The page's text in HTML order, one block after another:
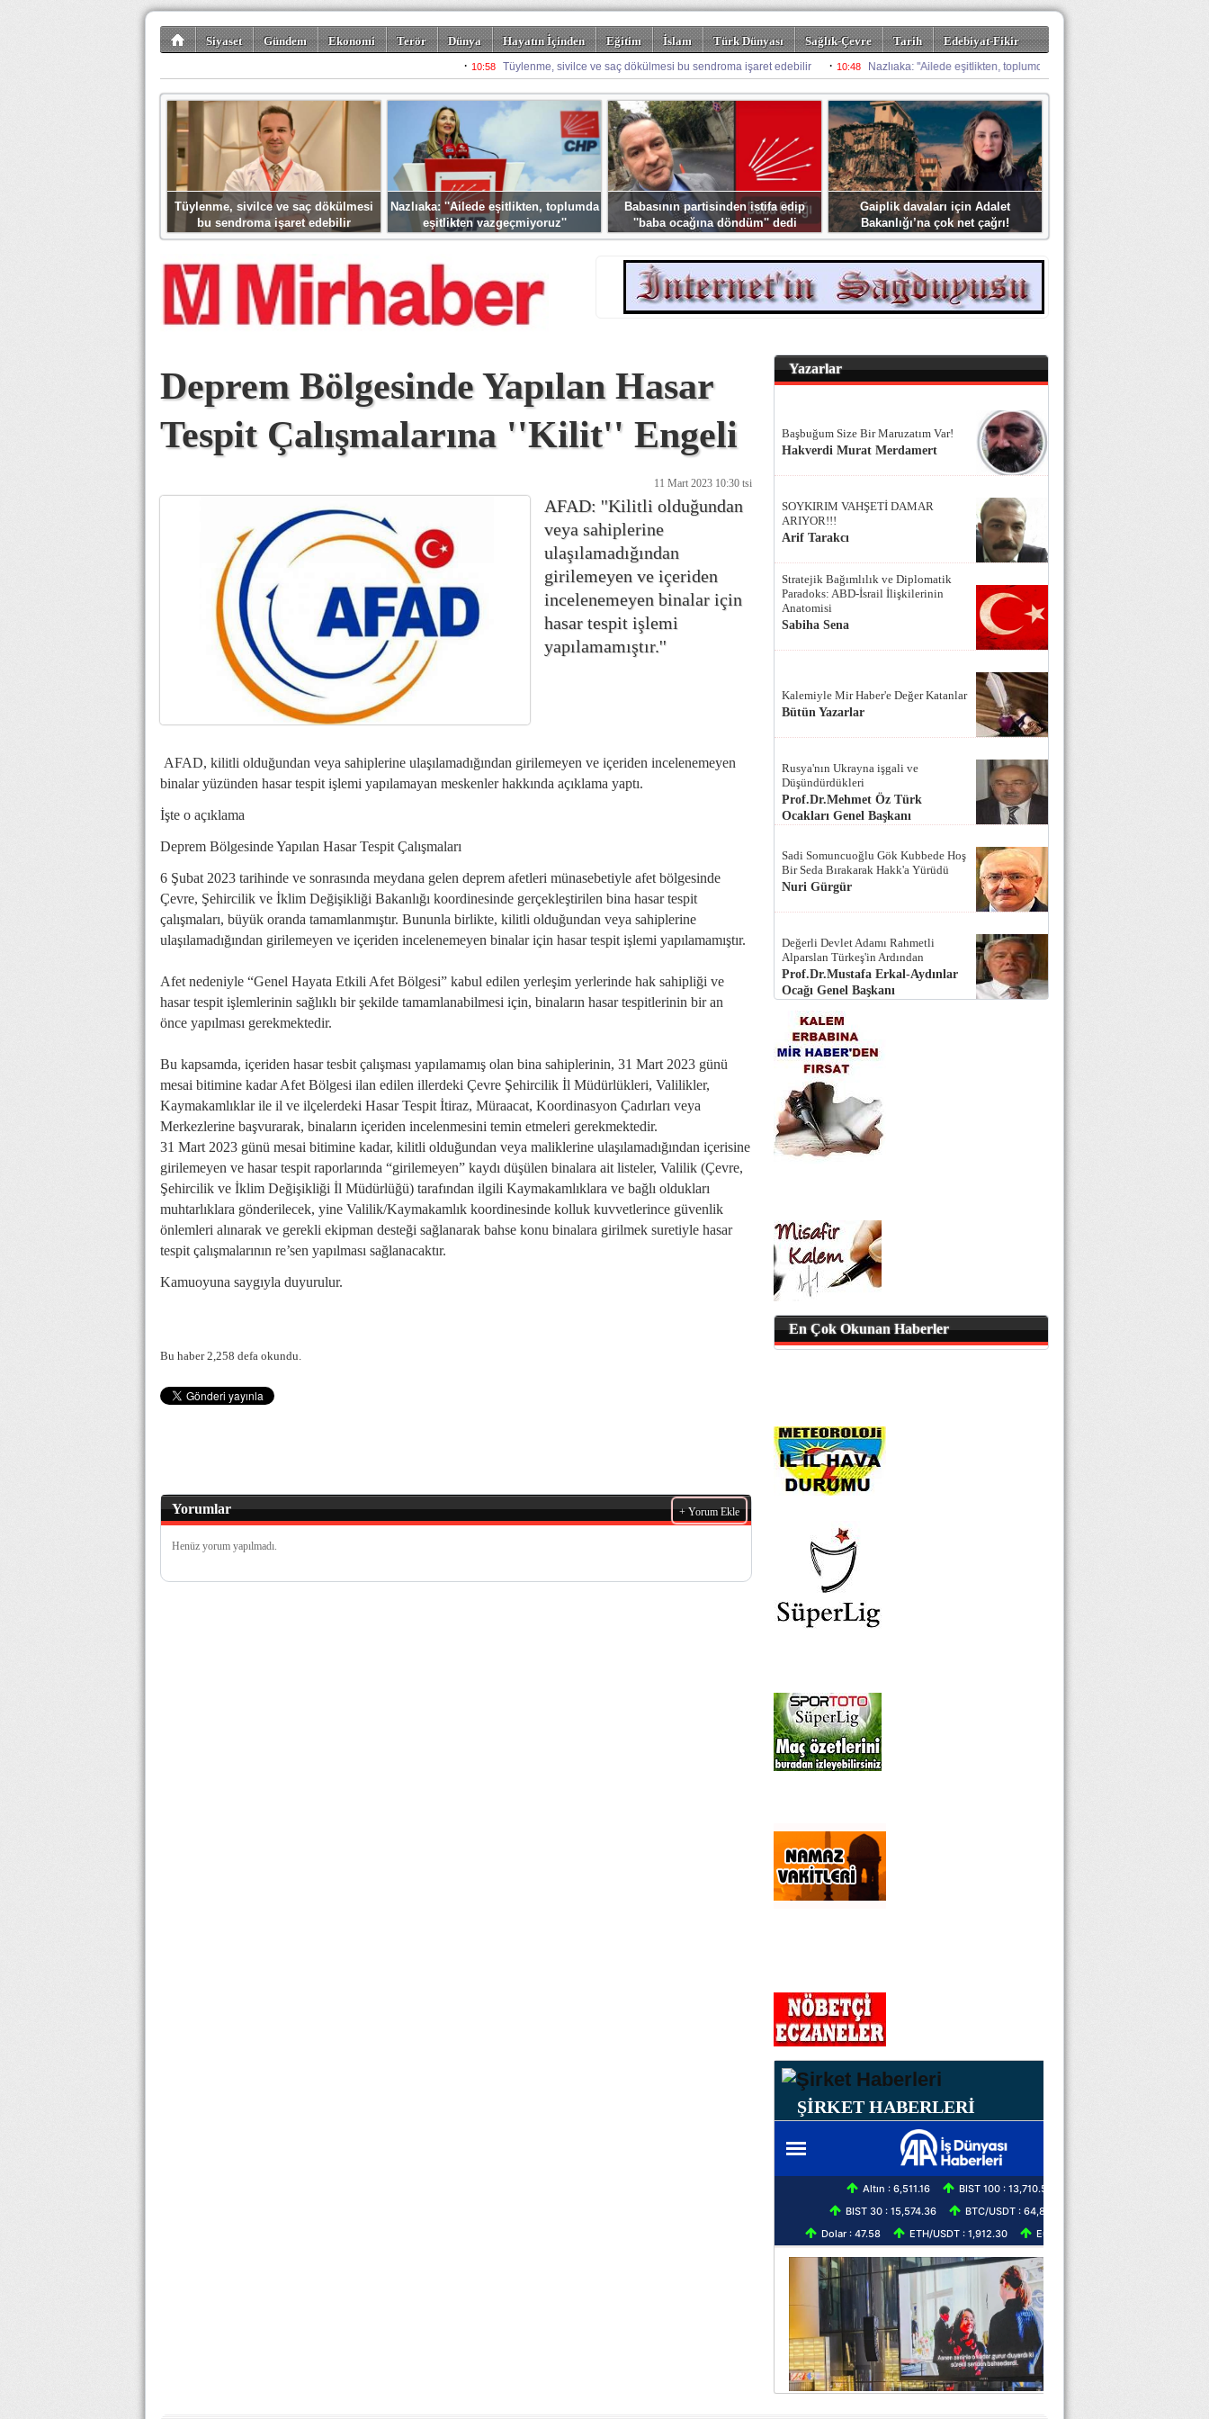
Siyaset Gündem Ekonomi Terör Dünya Hayatın İçinden Eğitim İslam Türk Dünyası Sağlık-Çevre Tarih
Edebiyat-Fikir
Spor Misafir Kalem Foto Galeriler
Tüylenme, sivilce ve saç dökülmesi
bu sendroma işaret edebilir
Nazlıaka: ''Ailede eşitlikten, toplumda
eşitlikten vazgeçmiyoruz''
Babasının partisinden istifa edip
''baba ocağına döndüm'' dedi
Gaiplik davaları için Adalet
Bakanlığı’na çok net çağrı!
Deprem Bölgesinde Yapılan Hasar
Tespit Çalışmalarına ''Kilit'' Engeli
11 Mart 2023 10:30 tsi
AFAD: ''Kilitli olduğundan
veya sahiplerine
ulaşılamadığından
girilemeyen ve içeriden
incelenemeyen binalar için
hasar tespit işlemi
yapılamamıştır.''
AFAD, kilitli olduğundan veya sahiplerine ulaşılamadığından girilemeyen ve içeriden incelenemeyen
binalar yüzünden hasar tespit işlemi yapılamayan meskenler hakkında açıklama yaptı.
İşte o açıklama
Deprem Bölgesinde Yapılan Hasar Tespit Çalışmaları
6 Şubat 2023 tarihinde ve sonrasında meydana gelen deprem afetleri münasebetiyle afet bölgesinde
Çevre, Şehircilik ve İklim Değişikliği Bakanlığı koordinesinde gerçekleştirilen bina hasar tespit
çalışmaları, büyük oranda tamamlanmıştır. Bununla birlikte, kilitli olduğundan veya sahiplerine
ulaşılamadığından girilemeyen ve içeriden incelenemeyen binalar için hasar tespit işlemi yapılamamıştır.
Afet nedeniyle “Genel Hayata Etkili Afet Bölgesi” kabul edilen yerleşim yerlerinde hak sahipliği ve
hasar tespit işlemlerinin sağlıklı bir şekilde tamamlanabilmesi için, binaların hasar tespitlerinin bir an
önce yapılması gerekmektedir.
Bu kapsamda, içeriden hasar tesbit çalışması yapılamamış olan bina sahiplerinin, 31 Mart 2023 günü
mesai bitimine kadar Afet Bölgesi ilan edilen illerdeki Çevre Şehircilik İl Müdürlükleri, Valilikler,
Kaymakamlıklar ile il ve ilçelerdeki Hasar Tespit İtiraz, Müraacat, Koordinasyon Çadırları veya
Merkezlerine başvurarak, binaların içeriden incelenmesini temin etmeleri gerekmektedir.
31 Mart 2023 günü mesai bitimine kadar, kilitli olduğundan veya maliklerine ulaşılamadığından içerisine
girilemeyen ve hasar tespit raporlarında “girilemeyen” kaydı düşülen binalara ait listeler, Valilik (Çevre,
Şehircilik ve İklim Değişikliği İl Müdürlüğü) tarafından ilgili Kaymakamlıklara ve bağlı oldukları
muhtarlıklara gönderilecek, yine Valilik/Kaymakamlık koordinesinde kolluk kuvvetlerince güvenlik
önlemleri alınarak ve gerekli ekipman desteği sağlanarak bahse konu binalara girilmek suretiyle hasar
tespit çalışmalarının re’sen yapılması sağlanacaktır.
Kamuoyuna saygıyla duyurulur.
Bu haber 2,258 defa okundu.
Yorumlar + Yorum Ekle
Henüz yorum yapılmadı.
Yazarlar
Başbuğum Size Bir Maruzatım Var!
Hakverdi Murat Merdamert
SOYKIRIM VAHŞETİ DAMAR
ARIYOR!!!
Arif Tarakcı
Stratejik Bağımlılık ve Diplomatik
Paradoks: ABD-İsrail İlişkilerinin
Anatomisi
Sabiha Sena
Kalemiyle Mir Haber'e Değer Katanlar
Bütün Yazarlar
Rusya'nın Ukrayna işgali ve
Düşündürdükleri
Prof.Dr.Mehmet Öz Türk
Ocakları Genel Başkanı
Sadi Somuncuoğlu Gök Kubbede Hoş
Bir Seda Bırakarak Hakk'a Yürüdü
Nuri Gürgür
Değerli Devlet Adamı Rahmetli
Alparslan Türkeş'in Ardından
Prof.Dr.Mustafa Erkal-Aydınlar
Ocağı Genel Başkanı
En Çok Okunan Haberler
ŞİRKET HABERLERİ